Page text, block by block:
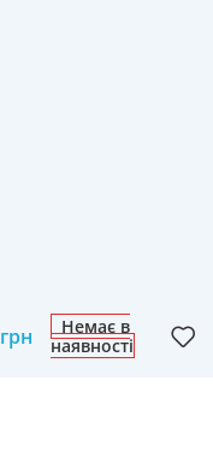
грн
Немає в
наявності